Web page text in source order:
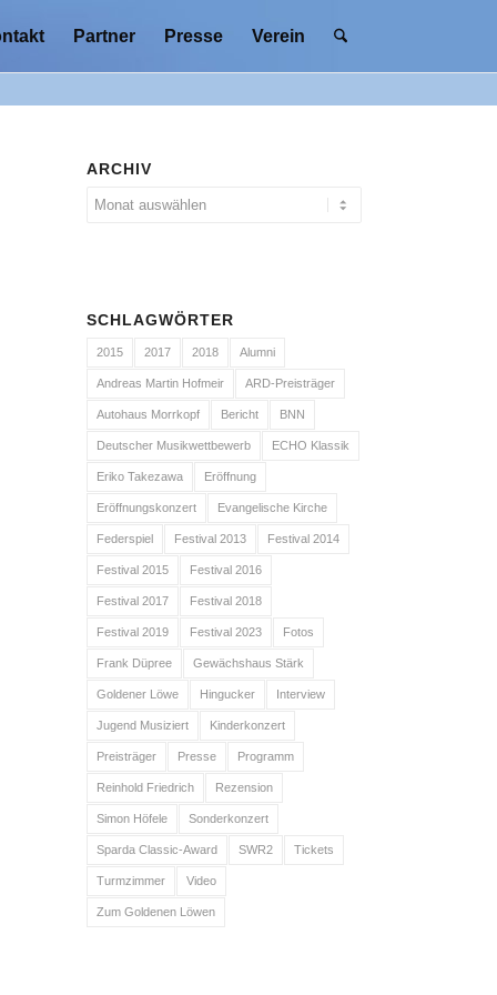
Partner Presse Verein
ARCHIV
SCHLAGWÖRTER
2015 2017 2018 Alumni
Andreas Martin Hofmeir ARD-Preisträger
Autohaus Morrkopf Bericht BNN
Deutscher Musikwettbewerb ECHO Klassik
Eriko Takezawa Eröffnung
Eröffnungskonzert Evangelische Kirche
Federspiel Festival 2013 Festival 2014
Festival 2015 Festival 2016
Festival 2017 Festival 2018
Festival 2019 Festival 2023 Fotos
Frank Düpree Gewächshaus Stärk
Goldener Löwe Hingucker Interview
Jugend Musiziert Kinderkonzert
Preisträger Presse Programm
Reinhold Friedrich Rezension
Simon Höfele Sonderkonzert
Sparda Classic-Award SWR2 Tickets
Turmzimmer Video
Zum Goldenen Löwen